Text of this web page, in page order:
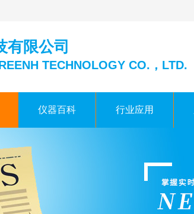
有限公司
TECHNOLOGY CO.，LTD.
仪器百科 行业应用